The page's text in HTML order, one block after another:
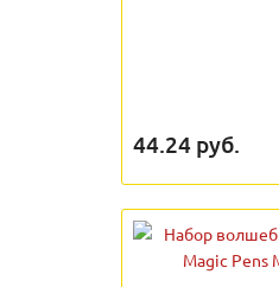
44.24 руб.